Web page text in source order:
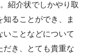
紹介状でしかやり取
ることができ、ま
いことなどについて
だき、とても貴重な